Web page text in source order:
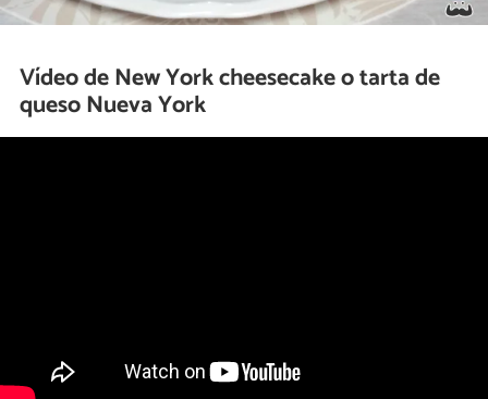
Vídeo de New York cheesecake o tarta de
queso Nueva York